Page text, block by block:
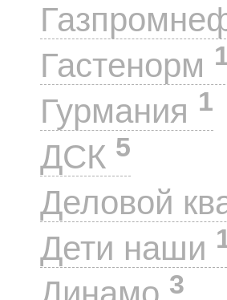
Гастенорм
Гурмания 1
ДСК 5
Деловой
Дети наши
3